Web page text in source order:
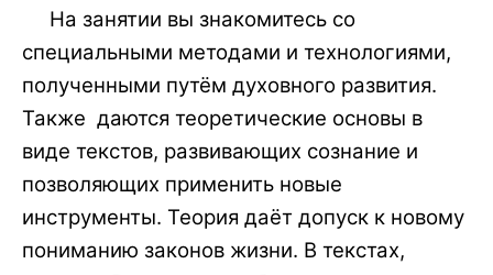
На занятии вы знакомитесь со
специальными методами и технологиями,
полученными путём духовного развития.
Также даются теоретические основы в
виде текстов, развивающих сознание и
позволяющих применить новые
инструменты. Теория даёт допуск к новому
пониманию законов жизни. В текстах,